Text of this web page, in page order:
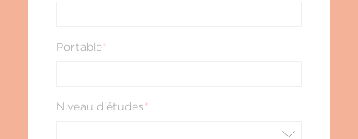
Portable*
Niveau d'études*